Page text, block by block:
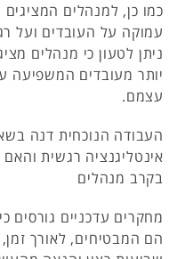
כמו כן, למנהלים
עמוקה על העובדים ועל
ניתן לטעון כי מנהלים
יותר מעובדים המשפיעה
עצמם.
העבודה הנוכחית דנה
אינטליגנציה רגשית
בקרב מנהלים
מחקרים עדכניים גורסים
הם המבטיחים, לאורך